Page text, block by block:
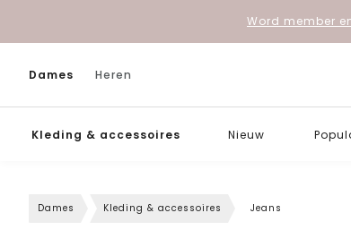
Word member
Dames Heren
Kleding & accessoires Nieuw
Dames Kleding & accessoires Jeans